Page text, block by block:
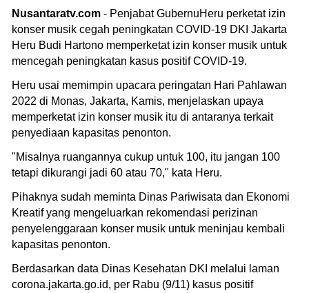
Nusantaratv.com - Penjabat GubernuHeru perketat izin
konser musik cegah peningkatan COVID-19 DKI Jakarta
Heru Budi Hartono memperketat izin konser musik untuk
mencegah peningkatan kasus positif COVID-19.
Heru usai memimpin upacara peringatan Hari Pahlawan
2022 di Monas, Jakarta, Kamis, menjelaskan upaya
memperketat izin konser musik itu di antaranya terkait
penyediaan kapasitas penonton.
"Misalnya ruangannya cukup untuk 100, itu jangan 100
tetapi dikurangi jadi 60 atau 70," kata Heru.
Pihaknya sudah meminta Dinas Pariwisata dan Ekonomi
Kreatif yang mengeluarkan rekomendasi perizinan
penyelenggaraan konser musik untuk meninjau kembali
kapasitas penonton.
Berdasarkan data Dinas Kesehatan DKI melalui laman
corona.jakarta.go.id, per Rabu (9/11) kasus positif